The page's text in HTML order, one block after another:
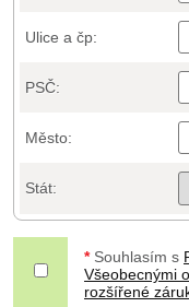
Ulice a čp:
PSČ:
Město:
Stát:
* Souhlasím s
Všeobecnými
rozšířené